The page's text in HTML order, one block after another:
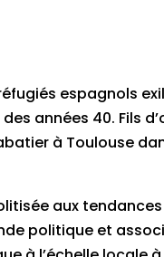
espagnols
années 40. Fils
à Toulouse
aux
politique et